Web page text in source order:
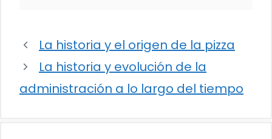
La historia y el origen de la pizza
La historia y evolución de la
administración a lo largo del tiempo